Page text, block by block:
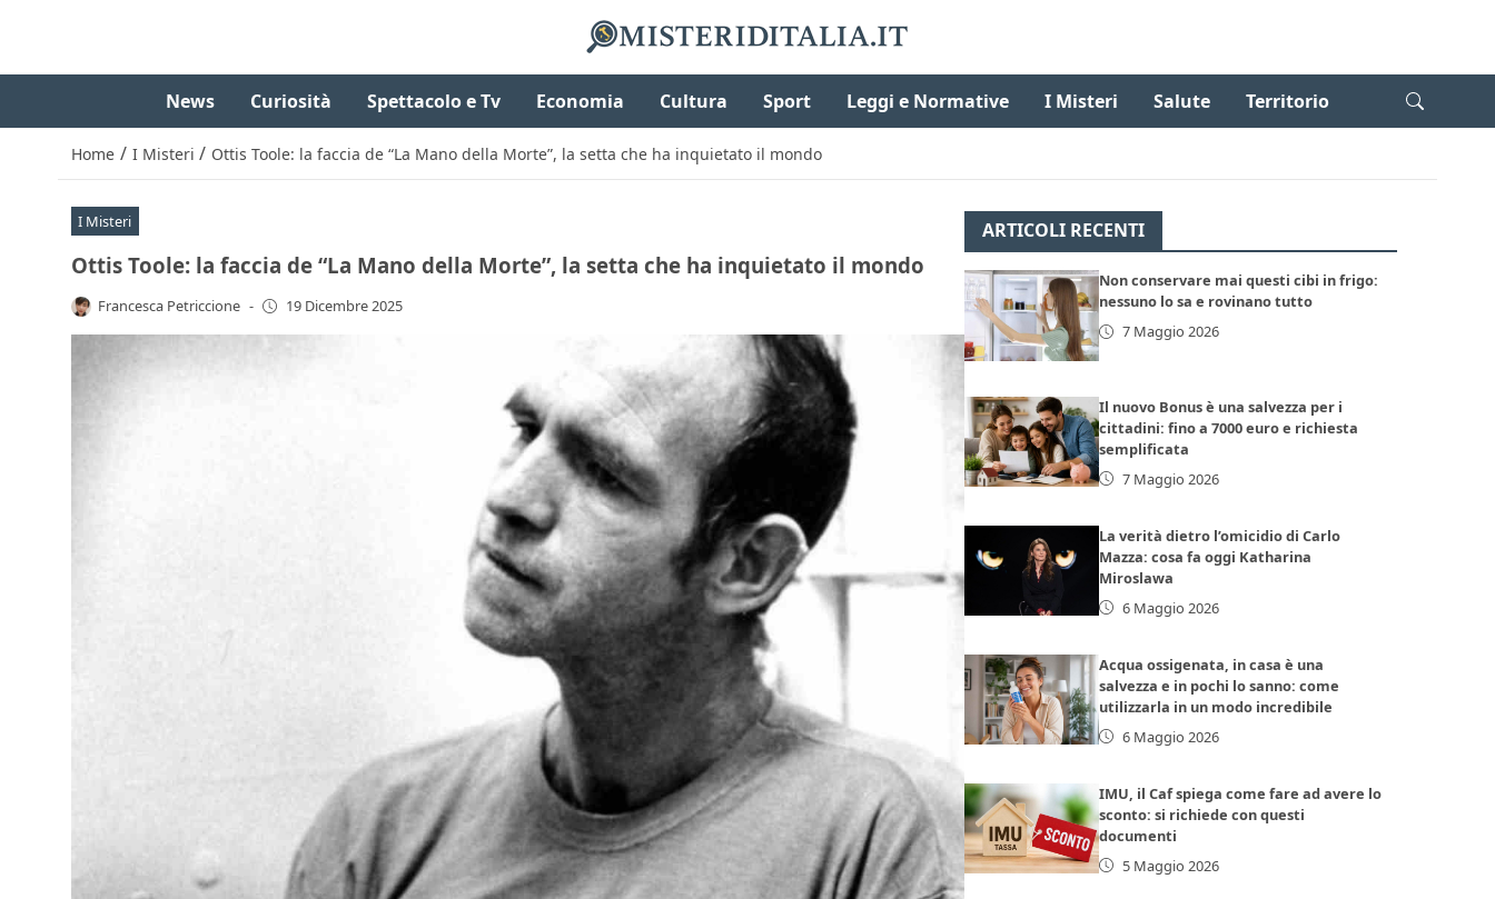
News Curiosità Spettacolo e Tv Economia Cultura Sport Leggi e Normative I Misteri Salute Territorio
Home / I Misteri / Ottis Toole: la faccia de “La Mano della Morte”, la setta che ha inquietato il mondo
I Misteri
Ottis Toole: la faccia de “La Mano della Morte”, la setta che ha inquietato il mondo
Francesca Petriccione - 19 Dicembre 2025
ARTICOLI RECENTI
Non conservare mai questi cibi in frigo:
nessuno lo sa e rovinano tutto
7 Maggio 2026
Il nuovo Bonus è una salvezza per i
cittadini: fino a 7000 euro e richiesta
semplificata
7 Maggio 2026
La verità dietro l’omicidio di Carlo
Mazza: cosa fa oggi Katharina
Miroslawa
6 Maggio 2026
Acqua ossigenata, in casa è una
salvezza e in pochi lo sanno: come
utilizzarla in un modo incredibile
6 Maggio 2026
IMU, il Caf spiega come fare ad avere lo
sconto: si richiede con questi
documenti
5 Maggio 2026